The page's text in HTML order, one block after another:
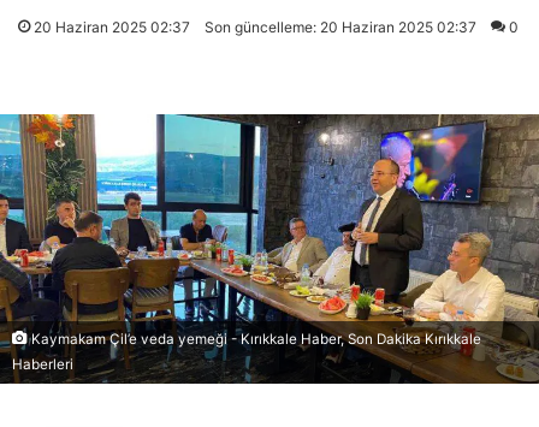
20 Haziran 2025 02:37 Son güncelleme: 20 Haziran 2025 02:37 0
Kaymakam Çil’e veda yemeği - Kırıkkale Haber, Son Dakika Kırıkkale
Haberleri